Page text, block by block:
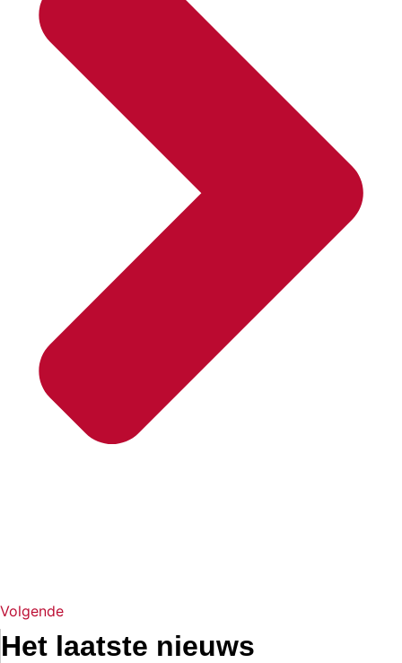
Volgende
Het laatste nieuws